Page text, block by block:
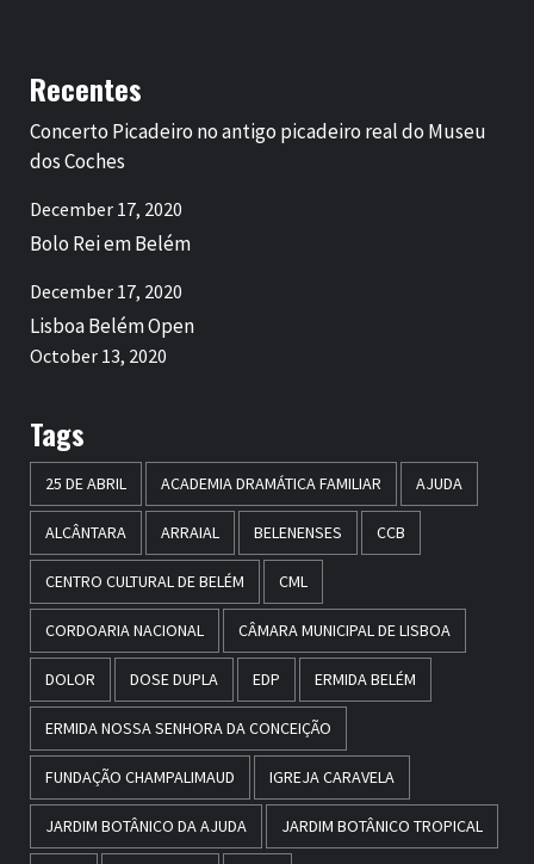
Recentes
Concerto Picadeiro no antigo picadeiro real do Museu
dos Coches
December 17, 2020
Bolo Rei em Belém
December 17, 2020
Lisboa Belém Open
October 13, 2020
Tags
25 DE ABRIL ACADEMIA DRAMÁTICA FAMILIAR AJUDA
ALCÂNTARA ARRAIAL BELENENSES CCB
CENTRO CULTURAL DE BELÉM CML
CORDOARIA NACIONAL CÂMARA MUNICIPAL DE LISBOA
DOLOR DOSE DUPLA EDP ERMIDA BELÉM
ERMIDA NOSSA SENHORA DA CONCEIÇÃO
FUNDAÇÃO CHAMPALIMAUD IGREJA CARAVELA
JARDIM BOTÂNICO DA AJUDA JARDIM BOTÂNICO TROPICAL